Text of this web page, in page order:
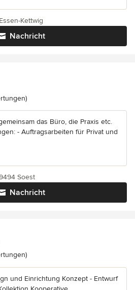
Nachricht
Kettwig
5 von 5 Sternen
das Büro, die Praxis etc.
- Auftragsarbeiten für Privat und
Nachricht
Soest
5 von 5 Sternen
und Einrichtung Konzept - Entwurf